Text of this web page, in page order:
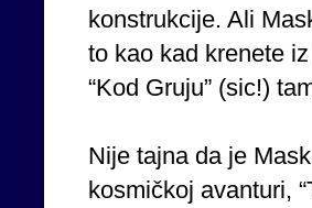
konstrukcije. Ali
to kao kad krenete
“Kod Gruju” (sic!)
Nije tajna da je
kosmičkoj avanturi,